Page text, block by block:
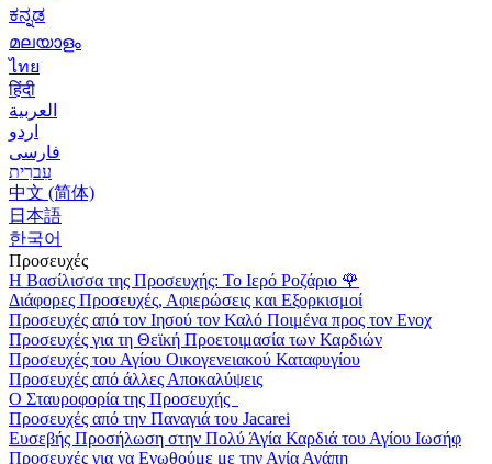
ಕನ್ನಡ
മലയാളം
ไทย
हिंदी
العربية
اردو
فارسی
עִברִית
中文 (简体)
日本語
한국어
Προσευχές
Η Βασίλισσα της Προσευχής: Το Ιερό Ροζάριο 🌹
Διάφορες Προσευχές, Αφιερώσεις και Εξορκισμοί
Προσευχές από τον Ιησού τον Καλό Ποιμένα προς τον Ενοχ
Προσευχές για τη Θεϊκή Προετοιμασία των Καρδιών
Προσευχές του Αγίου Οικογενειακού Καταφυγίου
Προσευχές από άλλες Αποκαλύψεις
Ο Σταυροφορία της Προσευχής
Προσευχές από την Παναγιά του Jacarei
Ευσεβής Προσήλωση στην Πολύ Άγία Καρδιά του Αγίου Ιωσήφ
Προσευχές για να Ενωθούμε με την Αγία Αγάπη